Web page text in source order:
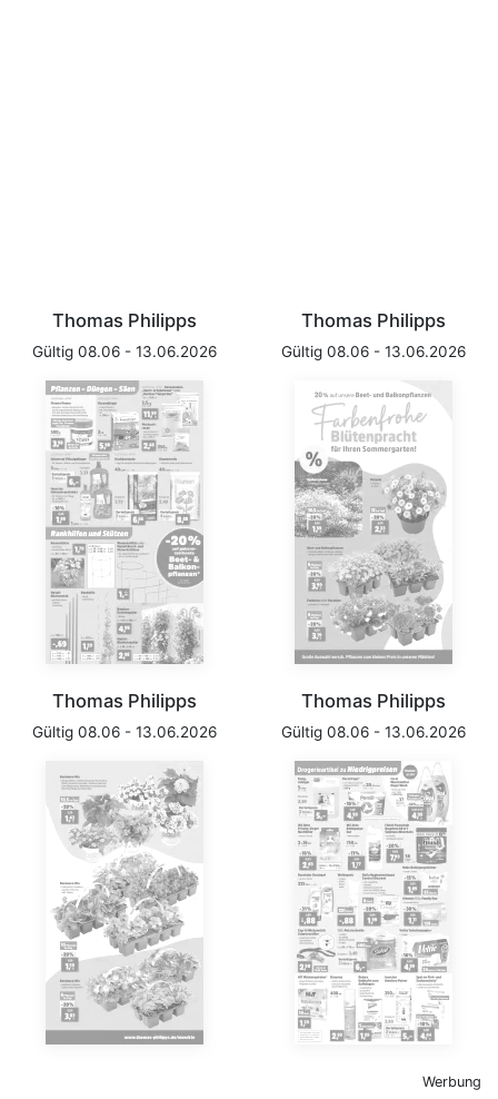
Thomas Philipps
Gültig 08.06 - 13.06.2026
Thomas Philipps
Gültig 08.06 - 13.06.2026
Thomas Philipps
Gültig 08.06 - 13.06.2026
Thomas Philipps
Gültig 08.06 - 13.06.2026
Werbung